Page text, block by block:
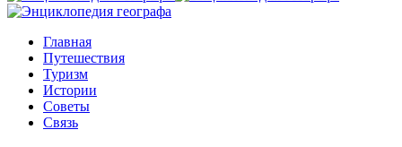
Главная
Путешествия
Туризм
Истории
Советы
Связь